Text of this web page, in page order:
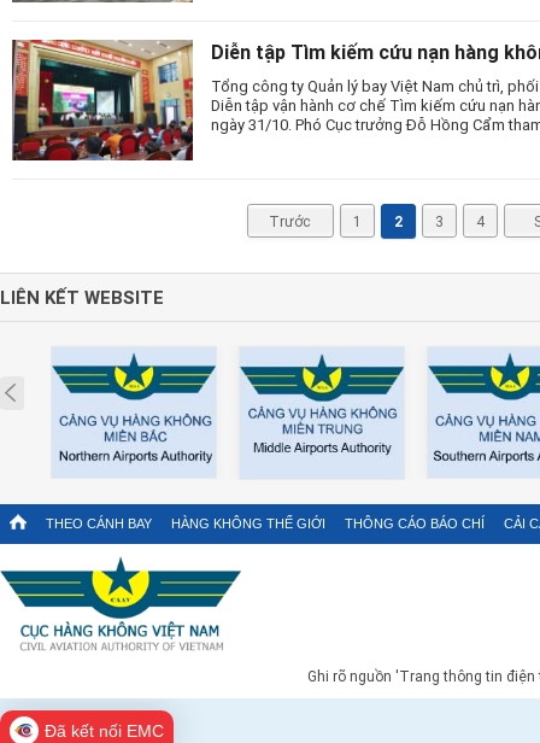
Diễn tập Tìm kiếm cứu nạn hàng
Tổng công ty Quản lý bay Việt Nam chủ trì,
Diễn tập vận hành cơ chế Tìm kiếm cứu nạn
ngày 31/10. Phó Cục trưởng Đỗ Hồng Cẩm
Trước 1 2 3 4
LIÊN KẾT WEBSITE
Prev
THEO CÁNH BAY HÀNG KHÔNG THẾ GIỚI THÔNG CÁO BÁO CHÍ CẢI
Ghi rõ nguồn 'Trang thông tin
Đã kết nối EMC